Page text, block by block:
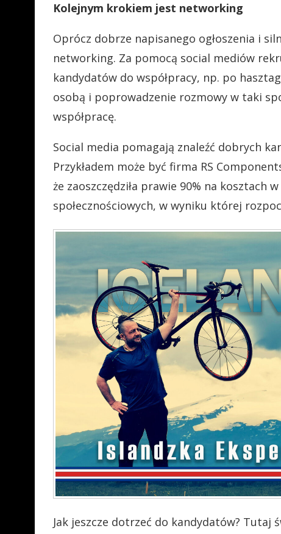
Kolejnym krokiem jest networking
Oprócz dobrze napisanego ogłoszenia i
networking. Za pomocą social mediów
kandydatów do współpracy, np. po
osobą i poprowadzenie rozmowy w taki
współpracę.
Social media pomagają znaleźć dobrych
Przykładem może być firma RS
że ​​zaoszczędziła prawie 90% na
społecznościowych, w wyniku której
Jak jeszcze dotrzeć do kandydatów? Tutaj